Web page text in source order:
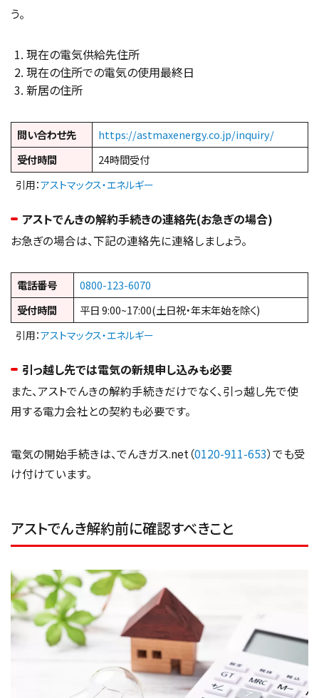
う。
現在の電気供給先住所
現在の住所での電気の使用最終日
新居の住所
問い合わせ先
https://astmaxenergy.co.jp/inquiry/
受付時間
24時間受付
引用：アストマックス・エネルギー
アストでんきの解約手続きの連絡先(お急ぎの場合)
お急ぎの場合は、下記の連絡先に連絡しましょう。
電話番号
0800-123-6070
受付時間
平日 9:00~17:00(土日祝・年末年始を除く)
引用：アストマックス・エネルギー
引っ越し先では電気の新規申し込みも必要
また、アストでんきの解約手続きだけでなく、引っ越し先で使
用する電力会社との契約も必要です。
電気の開始手続きは、でんきガス.net（0120-911-653）でも受
け付けています。
アストでんき解約前に確認すべきこと